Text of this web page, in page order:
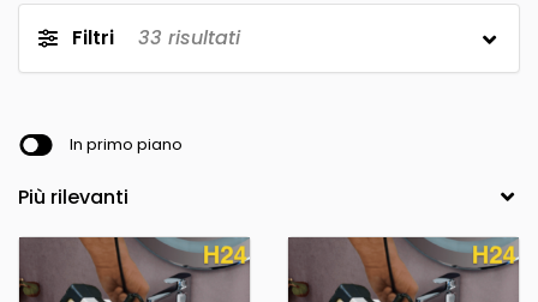
Filtri 33 risultati
In primo piano